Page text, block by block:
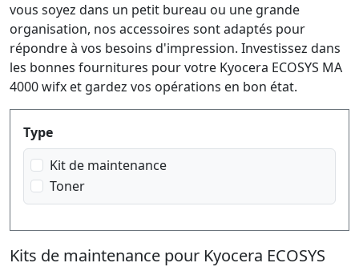
vous soyez dans un petit bureau ou une grande
organisation, nos accessoires sont adaptés pour
répondre à vos besoins d'impression. Investissez dans
les bonnes fournitures pour votre Kyocera ECOSYS MA
4000 wifx et gardez vos opérations en bon état.
Produktfilter
Type
Kit de maintenance
Toner
Kits de maintenance pour Kyocera ECOSYS